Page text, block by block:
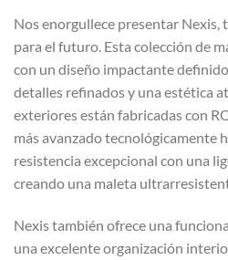
Nos enorgullece presentar Nexis,
para el futuro. Esta colección de
con un diseño impactante
detalles refinados y una estética
exteriores están fabricadas con
más avanzado tecnológicamente
resistencia excepcional con una
creando una maleta
Nexis también ofrece una
una excelente organización